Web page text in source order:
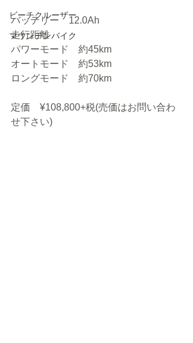
ビーチクルーザー
マウンテンバイク
バッテリー　12.0Ah
走行距離
パワーモード　約45km
オートモード　約53km
ロングモード　約70km
定価　¥108,800+税(売価はお問い合わ
せ下さい)